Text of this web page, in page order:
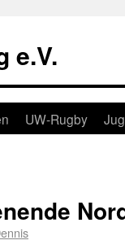
e.V.
UW-Rugby